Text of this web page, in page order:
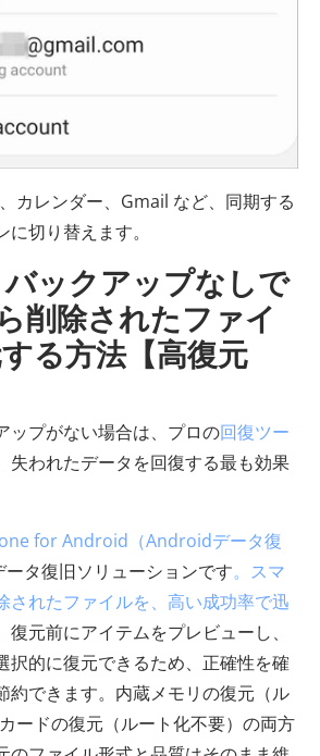
カレンダー、Gmail など、同期する
切り替えます。
ックアップなしで
削除されたファイ
る方法【高復元
ップがない場合は、プロの回復ツー
失われたデータを回復する最も効果
for Android（Androidデータ復
ータ復旧ソリューションです。スマ
されたファイルを、高い成功率で迅
復元前にアイテムをプレビューし、
択的に復元できるため、正確性を確
約できます。内蔵メモリの復元（ル
ードの復元（ルート化不要）の両方